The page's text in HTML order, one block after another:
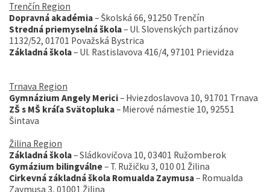
Trenčín Region
Dopravná akadémia– Školská 66, 91250 Trenčín
Stredná priemyselná škola– Ul. Slovenských partizánov
1132/52, 01701 Považská Bystrica
Základná škola– Ul. Rastislavova 416/4, 97101 Prievidza
Trnava Region
Gymnázium Angely Merici– Hviezdoslavova 10, 91701 Trnava
ZŠ s MŠ kráľa Svätopluka– Mierové námestie 10, 92551
Šintava
Žilina Region
Základná škola– Sládkovičova 10, 03401 Ružomberok
Gymázium bilingválne– T. Ružičku 3, 010 01 Žilina
Cirkevná základná škola Romualda Zaymusa– Romualda
Zaymusa 3, 01001 Žilina